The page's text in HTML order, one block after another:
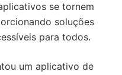
se tornem
soluções
para todos.
um aplicativo de